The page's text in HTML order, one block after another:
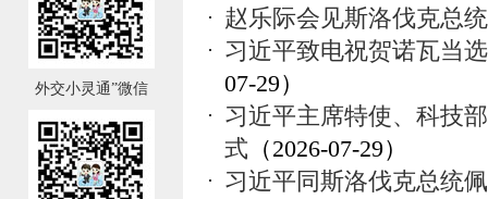
外交小灵通”微信
赵乐际会见斯洛伐克总
习近平致电祝贺诺瓦当
07-29）
习近平主席特使、科技
式 （2026-07-29）
习近平同斯洛伐克总统